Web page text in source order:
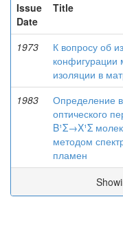
Issue
Date
Title
1973
К вопросу об
конфигурации
изоляции в
1983
Определение
оптического
B¹Σ→X¹Σ
методом
пламен